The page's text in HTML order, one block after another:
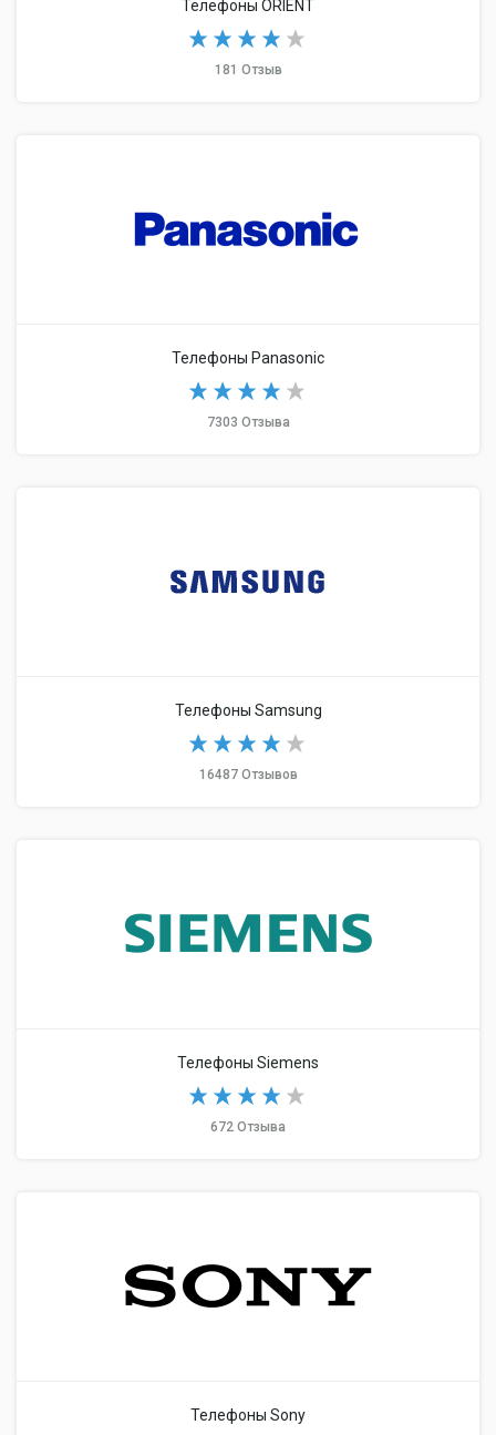
Телефоны ORIENT
181 Отзыв
Телефоны Panasonic
7303 Отзыва
Телефоны Samsung
16487 Отзывов
Телефоны Siemens
672 Отзыва
Телефоны Sony